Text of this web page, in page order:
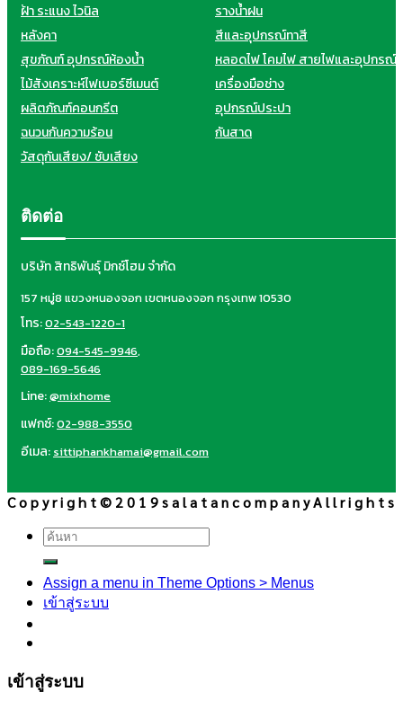
ฝ้า ระแนง ไวนิล
รางน้ำฝน
หลังคา
สีและอุปกรณ์ทาสี
สุขภัณฑ์ อุปกรณ์ห้องน้ำ
หลอดไฟ โคมไฟ สายไฟและอุปกรณ์
ไม้สังเคราะห์ไฟเบอร์ซีเมนต์
เครื่องมือช่าง
ผลิตภัณฑ์คอนกรีต
อุปกรณ์ประปา
ฉนวนกันความร้อน
กันสาด
วัสดุกันเสียง/ ซับเสียง
ติดต่อ
บริษัท สิทธิพันธุ์ มิกซ์โฮม จำกัด
157 หมู่8 แขวงหนองจอก เขตหนองจอก กรุงเทพ 10530
โทร:02-543-1220-1
มือถือ:094-545-9946,
089-169-5646
Line:@mixhome
แฟกซ์:02-988-3550
อีเมล: sittiphankhamai@gmail.com
C o p y r i g h t © 2 0 1 9 s a l a t a n c o m p a n y A l l r i g h t s
ค้นหา:
Assign a menu in Theme Options > Menus
เข้าสู่ระบบ
เข้าสู่ระบบ